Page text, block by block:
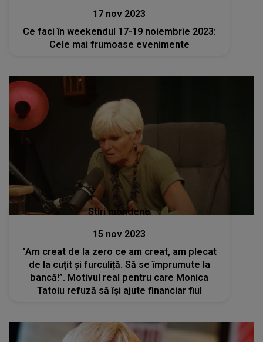
17 nov 2023
Ce faci în weekendul 17-19 noiembrie 2023:
Cele mai frumoase evenimente
Stiri mondene
15 nov 2023
"Am creat de la zero ce am creat, am plecat
de la cuțit și furculiță. Să se împrumute la
bancă!”. Motivul real pentru care Monica
Tatoiu refuză să își ajute financiar fiul